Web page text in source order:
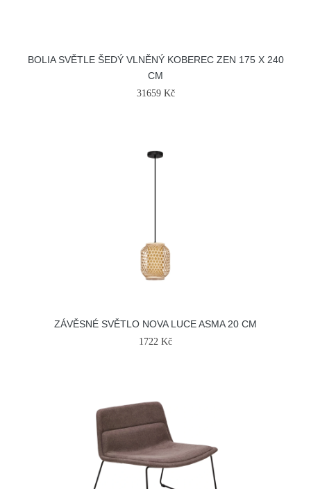
BOLIA SVĚTLE ŠEDÝ VLNĚNÝ KOBEREC ZEN 175 X 240
CM
31659 Kč
ZÁVĚSNÉ SVĚTLO NOVA LUCE ASMA 20 CM
1722 Kč